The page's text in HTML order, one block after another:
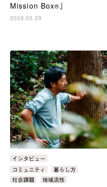
Mission Box® 」
2026.05.29
カ
テ
リ：
インタビュー
タ
グ：
コミュニティ
暮らし方
社会課題
地域活性